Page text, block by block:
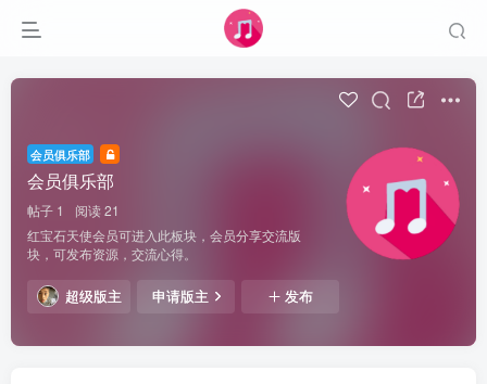
会员俱乐部
会员俱乐部
帖子 1
阅读 21
红宝石天使会员可进入此板块，会员分享交流版
块，可发布资源，交流心得。
超级版主 申请版主 发布